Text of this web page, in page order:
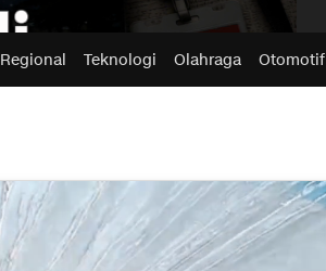
Regional Teknologi Olahraga Otomotif